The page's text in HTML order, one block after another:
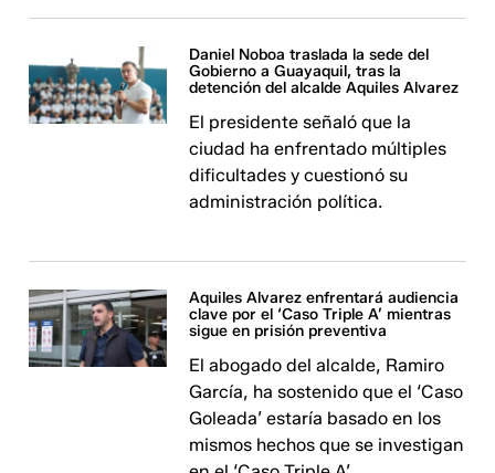
Daniel Noboa traslada la sede del
Gobierno a Guayaquil, tras la
detención del alcalde Aquiles Alvarez
El presidente señaló que la
ciudad ha enfrentado múltiples
dificultades y cuestionó su
administración política.
Aquiles Alvarez enfrentará audiencia
clave por el ‘Caso Triple A’ mientras
sigue en prisión preventiva
El abogado del alcalde, Ramiro
García, ha sostenido que el ‘Caso
Goleada’ estaría basado en los
mismos hechos que se investigan